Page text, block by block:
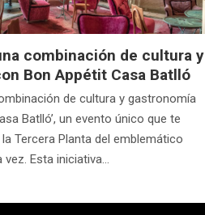
combinación de cultura y
Bon Appétit Casa Batlló
de cultura y gastronomía
Batlló’, un evento único que te
Tercera Planta del emblemático
Esta iniciativa…